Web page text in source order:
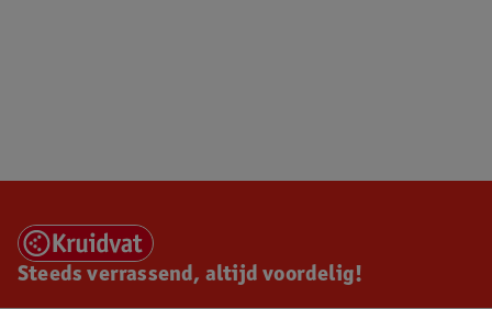
Steeds verrassend, altijd voordelig!